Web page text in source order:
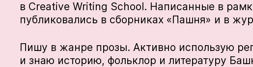
в Creative Writing School. Написанные в
публиковались в сборниках «Пашня» и в
Пишу в жанре прозы. Активно использую
и знаю историю, фольклор и литературу